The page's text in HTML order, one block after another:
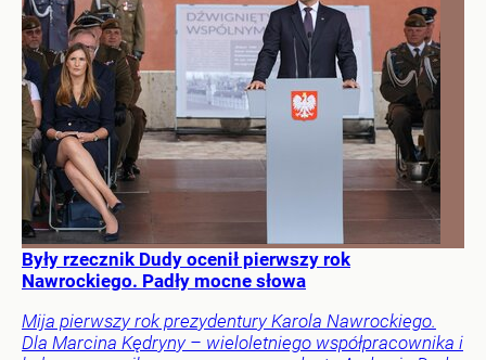
Były rzecznik Dudy ocenił pierwszy rok
Nawrockiego. Padły mocne słowa
Mija pierwszy rok prezydentury Karola Nawrockiego.
Dla Marcina Kędryny – wieloletniego współpracownika i